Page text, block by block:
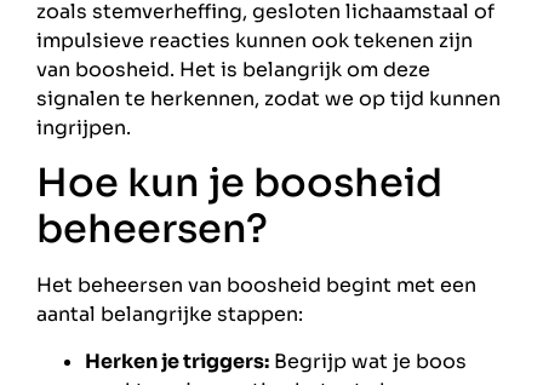
zoals stemverheffing, gesloten lichaamstaal of
impulsieve reacties kunnen ook tekenen zijn
van boosheid. Het is belangrijk om deze
signalen te herkennen, zodat we op tijd kunnen
ingrijpen.
Hoe kun je boosheid
beheersen?
Het beheersen van boosheid begint met een
aantal belangrijke stappen:
Herken je triggers: Begrijp wat je boos